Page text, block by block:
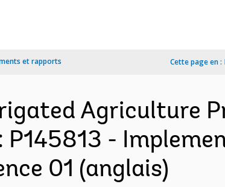
et rapports Cette page en :
Agriculture
P145813 -
01 (anglais)